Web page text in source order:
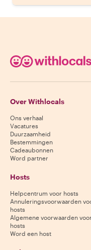
Over Withlocals
Ons verhaal
Vacatures
Duurzaamheid
Bestemmingen
Cadeaubonnen
Word partner
Hosts
Helpcentrum voor hosts
Annuleringsvoorwaarden
hosts
Algemene voorwaarden voor
hosts
Word een host